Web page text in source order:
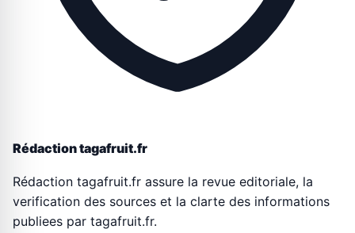
Rédaction tagafruit.fr
Rédaction tagafruit.fr assure la revue editoriale, la
verification des sources et la clarte des informations
publiees par tagafruit.fr.